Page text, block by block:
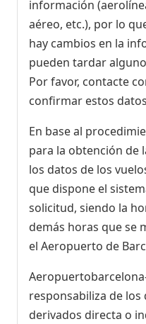
información
aéreo, etc.), por lo
hay cambios en la
pueden tardar
Por favor, contacte
confirmar estos
En base al
para la obtención de
los datos de los
que dispone el
solicitud, siendo la
demás horas que se
el Aeropuerto de
responsabiliza de
derivados directa o